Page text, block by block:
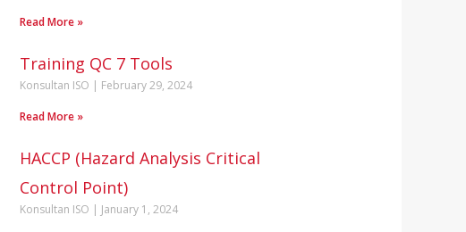
Read More »
Training QC 7 Tools
Konsultan ISO February 29, 2024
Read More »
HACCP (Hazard Analysis Critical
Control Point)
Konsultan ISO January 1, 2024